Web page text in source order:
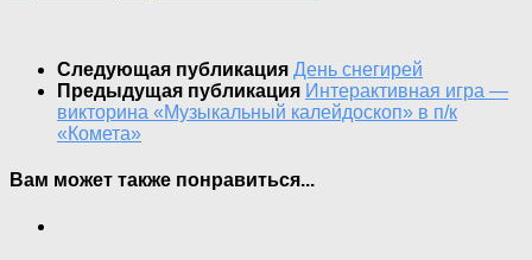
Следующая публикация День снегирей
Предыдущая публикация Интерактивная игра —
викторина «Музыкальный калейдоскоп» в п/к
«Комета»
Вам может также понравиться...